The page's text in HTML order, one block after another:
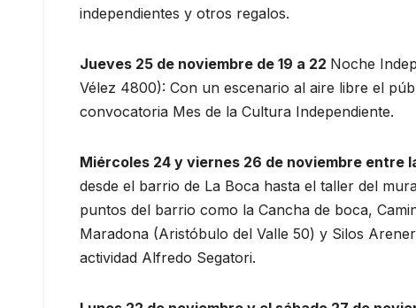
independientes y otros regalos.
Jueves 25 de noviembre de 19 a 22 Noche
Vélez 4800): Con un escenario al aire libre el
convocatoria Mes de la Cultura Independiente.
Miércoles 24 y viernes 26 de noviembre entre
desde el barrio de La Boca hasta el taller del
puntos del barrio como la Cancha de boca,
Maradona (Aristóbulo del Valle 50) y Silos
actividad Alfredo Segatori.